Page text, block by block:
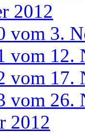
2012
vom 3.
vom 12.
vom 17.
vom 26.
2012